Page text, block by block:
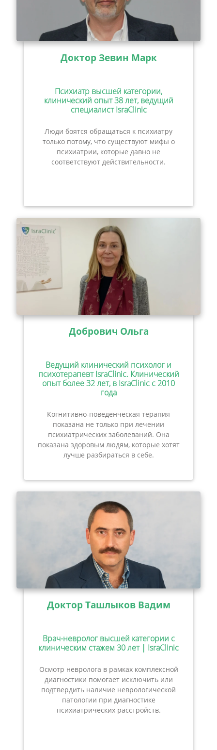
Доктор Зевин Марк
Психиатр высшей категории,
клинический опыт 38 лет, ведущий
специалист IsraClinic
Люди боятся обращаться к психиатру
только потому, что существуют мифы о
психиатрии, которые давно не
соответствуют действительности.
Добрович Ольга
Ведущий клинический психолог и
психотерапевт IsraClinic. Клинический
опыт более 32 лет, в IsraClinic с 2010
года
Когнитивно-поведенческая терапия
показана не только при лечении
психиатрических заболеваний. Она
показана здоровым людям, которые хотят
лучше разбираться в себе.
Доктор Ташлыков Вадим
Врач-невролог высшей категории с
клиническим стажем 30 лет | IsraClinic
Осмотр невролога в рамках комплексной
диагностики помогает исключить или
подтвердить наличие неврологической
патологии при диагностике
психиатрических расстройств.